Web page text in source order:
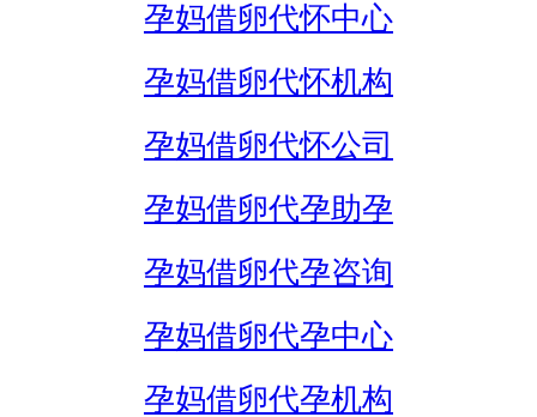
孕妈借卵代怀中心
孕妈借卵代怀机构
孕妈借卵代怀公司
孕妈借卵代孕助孕
孕妈借卵代孕咨询
孕妈借卵代孕中心
孕妈借卵代孕机构